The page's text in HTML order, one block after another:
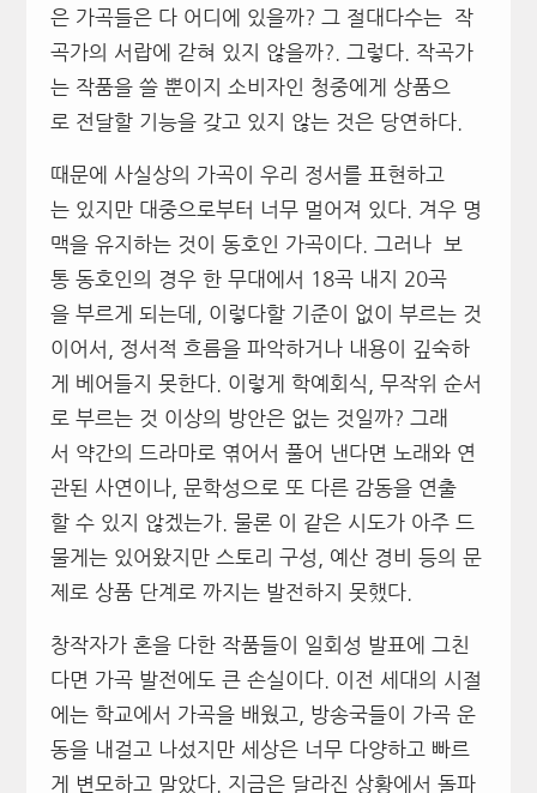
은 가곡들은 다 어디에 있을까? 그 절대다수는 작
곡가의 서랍에 갇혀 있지 않을까?. 그렇다. 작곡가
는 작품을 쓸 뿐이지 소비자인 청중에게 상품으
로 전달할 기능을 갖고 있지 않는 것은 당연하다.
때문에 사실상의 가곡이 우리 정서를 표현하고
는 있지만 대중으로부터 너무 멀어져 있다. 겨우 명
맥을 유지하는 것이 동호인 가곡이다. 그러나 보
통 동호인의 경우 한 무대에서 18곡 내지 20곡
을 부르게 되는데, 이렇다할 기준이 없이 부르는 것
이어서, 정서적 흐름을 파악하거나 내용이 깊숙하
게 베어들지 못한다. 이렇게 학예회식, 무작위 순서
로 부르는 것 이상의 방안은 없는 것일까? 그래
서 약간의 드라마로 엮어서 풀어 낸다면 노래와 연
관된 사연이나, 문학성으로 또 다른 감동을 연출
할 수 있지 않겠는가. 물론 이 같은 시도가 아주 드
물게는 있어왔지만 스토리 구성, 예산 경비 등의 문
제로 상품 단계로 까지는 발전하지 못했다.
창작자가 혼을 다한 작품들이 일회성 발표에 그친
다면 가곡 발전에도 큰 손실이다. 이전 세대의 시절
에는 학교에서 가곡을 배웠고, 방송국들이 가곡 운
동을 내걸고 나섰지만 세상은 너무 다양하고 빠르
게 변모하고 말았다. 지금은 달라진 상황에서 돌파